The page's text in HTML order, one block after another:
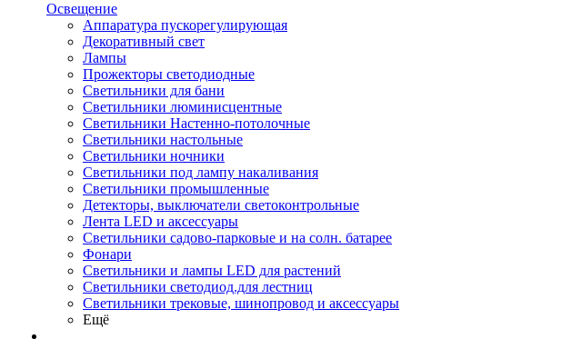
Освещение
Аппаратура пускорегулирующая
Декоративный свет
Лампы
Прожекторы светодиодные
Светильники для бани
Светильники люминисцентные
Светильники Настенно-потолочные
Светильники настольные
Светильники ночники
Светильники под лампу накаливания
Светильники промышленные
Детекторы, выключатели светоконтрольные
Лента LED и аксессуары
Светильники садово-парковые и на солн. батарее
Фонари
Светильники и лампы LED для растений
Светильники светодиод.для лестниц
Светильники трековые, шинопровод и аксессуары
Ещё